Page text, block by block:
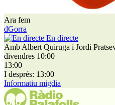
Ara fem
dGorra
En directe
Amb Albert Quiruga i Jordi
divendres 10:00
13:00
I després: 13:00
Informatiu migdia
Els Mossos d’Esquadra
violència de gènere. La
cos sense vida d’una dona
16 a l’interior del seu
Blanes i Santa Susanna
seu passat